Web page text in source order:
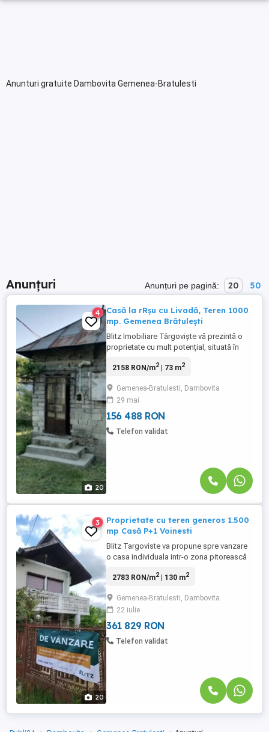
Anunturi gratuite Dambovita Gemenea-Bratulesti
Anunțuri Anunțuri pe pagină: 20 50
20
4
Casă la rRșu cu Livadă, Teren 1000
mp. Gemenea Brătulești
Blitz Imobiliare Târgoviște vă prezintă o
proprietate cu mult potențial, situată în
verde, ideală pentru cei care își doresc o
vacanță într-un cadru autentic de deal.
Proprietatea este compusă din casă la
roșu și ...
2158 RON/m2| 73 m2
Gemenea-Bratulesti, Dambovita
29 mai
156 488 RON
Telefon validat
20
3
Proprietate cu teren generos 1.500
mp Casă P+1 Voinesti
Blitz Targoviste va propune spre vanzare
o casa individuala intr-o zona pitorească
posibilitatea de a-ți crea propria oază de
alegerea ideală. Vă prezentăm o casă
individuală construită în 1996, din
cărămidă, amplasată ...
2783 RON/m2| 130 m2
Gemenea-Bratulesti, Dambovita
22 iulie
361 829 RON
Telefon validat